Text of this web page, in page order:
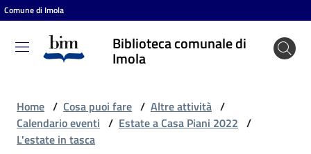
Vai al contenuto
Vai alla navigazione
Vai al footer
Comune di Imola
Biblioteca comunale di
Imola
Biblioteca
comunale
Home / Cosa puoi fare / Altre attività /
Calendario eventi / Estate a Casa Piani 2022 /
L'estate in tasca